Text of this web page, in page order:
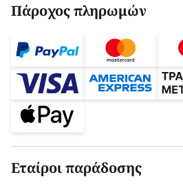
Πάροχος πληρωμών
Εταίροι παράδοσης